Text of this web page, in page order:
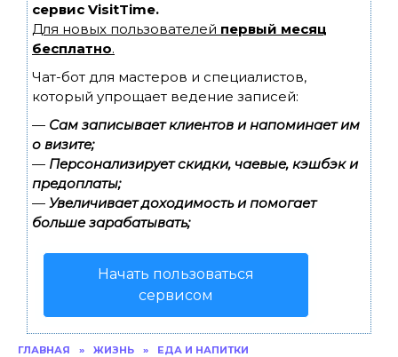
сервис VisitTime.
Для новых пользователей первый месяц
бесплатно.
Чат-бот для мастеров и специалистов,
который упрощает ведение записей:
— Сам записывает клиентов и напоминает им
о визите;
— Персонализирует скидки, чаевые, кэшбэк и
предоплаты;
— Увеличивает доходимость и помогает
больше зарабатывать;
Начать пользоваться
сервисом
ГЛАВНАЯ » ЖИЗНЬ » ЕДА И НАПИТКИ